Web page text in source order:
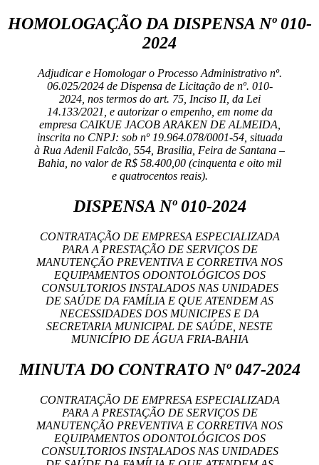
HOMOLOGAÇÃO DA DISPENSA Nº 010-
2024
Adjudicar e Homologar o Processo Administrativo nº.
06.025/2024 de Dispensa de Licitação de nº. 010-
2024, nos termos do art. 75, Inciso II, da Lei
14.133/2021, e autorizar o empenho, em nome da
empresa CAIKUE JACOB ARAKEN DE ALMEIDA,
inscrita no CNPJ: sob nº 19.964.078/0001-54, situada
à Rua Adenil Falcão, 554, Brasilia, Feira de Santana –
Bahia, no valor de R$ 58.400,00 (cinquenta e oito mil
e quatrocentos reais).
DISPENSA Nº 010-2024
CONTRATAÇÃO DE EMPRESA ESPECIALIZADA
PARA A PRESTAÇÃO DE SERVIÇOS DE
MANUTENÇÃO PREVENTIVA E CORRETIVA NOS
EQUIPAMENTOS ODONTOLÓGICOS DOS
CONSULTORIOS INSTALADOS NAS UNIDADES
DE SAÚDE DA FAMÍLIA E QUE ATENDEM AS
NECESSIDADES DOS MUNICIPES E DA
SECRETARIA MUNICIPAL DE SAÚDE, NESTE
MUNICÍPIO DE ÁGUA FRIA-BAHIA
MINUTA DO CONTRATO Nº 047-2024
CONTRATAÇÃO DE EMPRESA ESPECIALIZADA
PARA A PRESTAÇÃO DE SERVIÇOS DE
MANUTENÇÃO PREVENTIVA E CORRETIVA NOS
EQUIPAMENTOS ODONTOLÓGICOS DOS
CONSULTORIOS INSTALADOS NAS UNIDADES